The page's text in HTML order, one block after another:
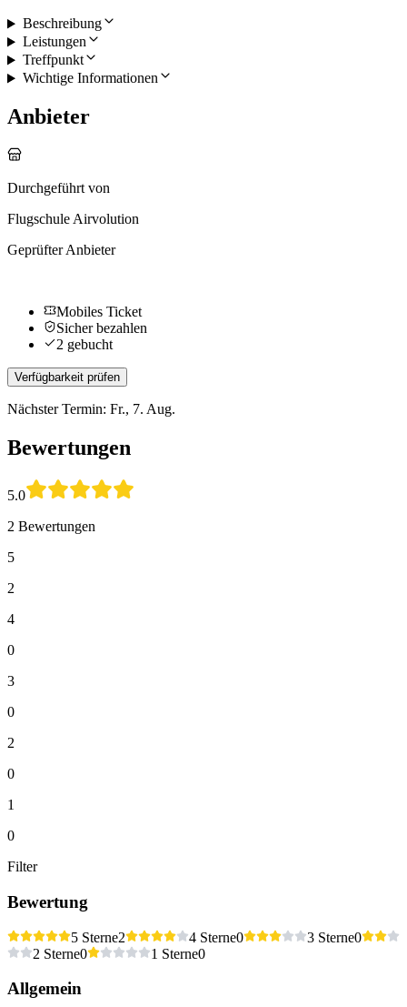
Beschreibung
Leistungen
Treffpunkt
Wichtige Informationen
Anbieter
Durchgeführt von
Flugschule Airvolution
Geprüfter Anbieter
Mobiles Ticket
Sicher bezahlen
2 gebucht
Verfügbarkeit prüfen
Nächster Termin: Fr., 7. Aug.
Bewertungen
5.0
2 Bewertungen
5
2
4
0
3
0
2
0
1
0
Filter
Bewertung
5 Sterne2 4 Sterne0 3 Sterne0
2 Sterne0 1 Sterne0
Allgemein